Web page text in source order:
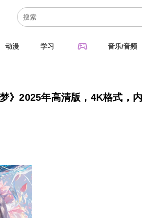
动漫 学习 sports_esports 音乐/音频
》2025年高清版，4K格式，